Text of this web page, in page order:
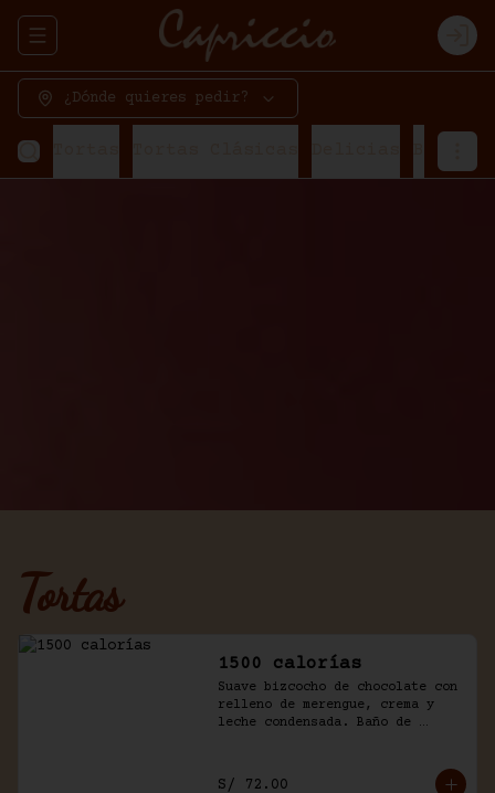
Abrir menu de navegación
¿Dónde quieres pedir?
Tortas
1500 calorías
Suave bizcocho de chocolate con
relleno de merengue, crema y
leche condensada. Baño de
S/ 72.00